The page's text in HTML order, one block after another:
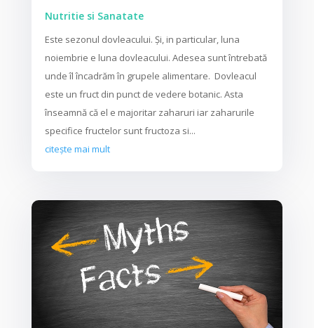
Nutritie si Sanatate
Este sezonul dovleacului. Și, in particular, luna
noiembrie e luna dovleacului. Adesea sunt întrebată
unde îl încadrăm în grupele alimentare. Dovleacul
este un fruct din punct de vedere botanic. Asta
înseamnă că el e majoritar zaharuri iar zaharurile
specifice fructelor sunt fructoza si...
citește mai mult